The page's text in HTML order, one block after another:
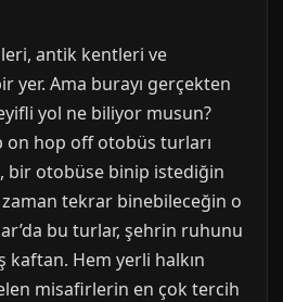
antik kentleri ve
yer. Ama burayı gerçekten
yol ne biliyor musun?
hop off otobüs turları
bir otobüse binip istediğin
tekrar binebileceğin o
bu turlar, şehrin ruhunu
kaftan. Hem yerli halkın
misafirlerin en çok tercih